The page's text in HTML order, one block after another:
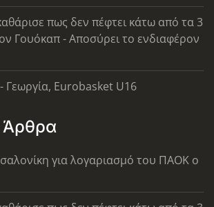
πως δεν πέφτει κάτω από τα 3
Γουόκαπ - Αποσύρει το ενδιαφέρον
Γεωργία, Eurobasket U16
Άρθρα
για λογαριασμό του ΠΑΟΚ ο